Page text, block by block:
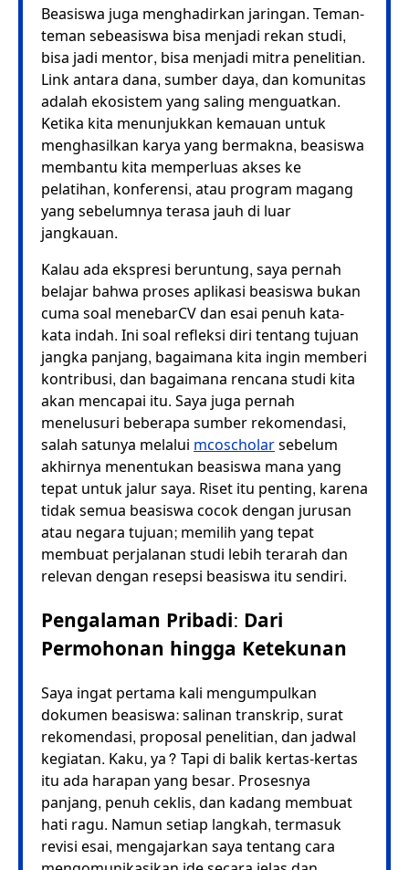
Beasiswa juga menghadirkan jaringan. Teman-
teman sebeasiswa bisa menjadi rekan studi,
bisa jadi mentor, bisa menjadi mitra penelitian.
Link antara dana, sumber daya, dan komunitas
adalah ekosistem yang saling menguatkan.
Ketika kita menunjukkan kemauan untuk
menghasilkan karya yang bermakna, beasiswa
membantu kita memperluas akses ke
pelatihan, konferensi, atau program magang
yang sebelumnya terasa jauh di luar
jangkauan.
Kalau ada ekspresi beruntung, saya pernah
belajar bahwa proses aplikasi beasiswa bukan
cuma soal menebarCV dan esai penuh kata-
kata indah. Ini soal refleksi diri tentang tujuan
jangka panjang, bagaimana kita ingin memberi
kontribusi, dan bagaimana rencana studi kita
akan mencapai itu. Saya juga pernah
menelusuri beberapa sumber rekomendasi,
salah satunya melaluimcoscholarsebelum
akhirnya menentukan beasiswa mana yang
tepat untuk jalur saya. Riset itu penting, karena
tidak semua beasiswa cocok dengan jurusan
atau negara tujuan; memilih yang tepat
membuat perjalanan studi lebih terarah dan
relevan dengan resepsi beasiswa itu sendiri.
Pengalaman Pribadi: Dari
Permohonan hingga Ketekunan
Saya ingat pertama kali mengumpulkan
dokumen beasiswa: salinan transkrip, surat
rekomendasi, proposal penelitian, dan jadwal
kegiatan. Kaku, ya? Tapi di balik kertas-kertas
itu ada harapan yang besar. Prosesnya
panjang, penuh ceklis, dan kadang membuat
hati ragu. Namun setiap langkah, termasuk
revisi esai, mengajarkan saya tentang cara